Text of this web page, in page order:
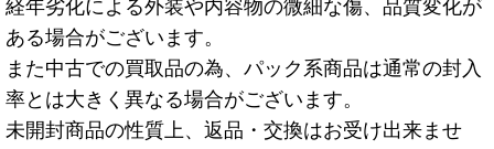
経年劣化による外装や内容物の微細な傷、品質変化が
ある場合がございます。
また中古での買取品の為、パック系商品は通常の封入
率とは大きく異なる場合がございます。
未開封商品の性質上、返品・交換はお受け出来ませ